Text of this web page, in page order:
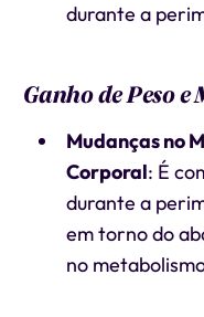
durante a
Ganho de Peso
Mudanças no
Corporal: É
durante a
em torno do
no